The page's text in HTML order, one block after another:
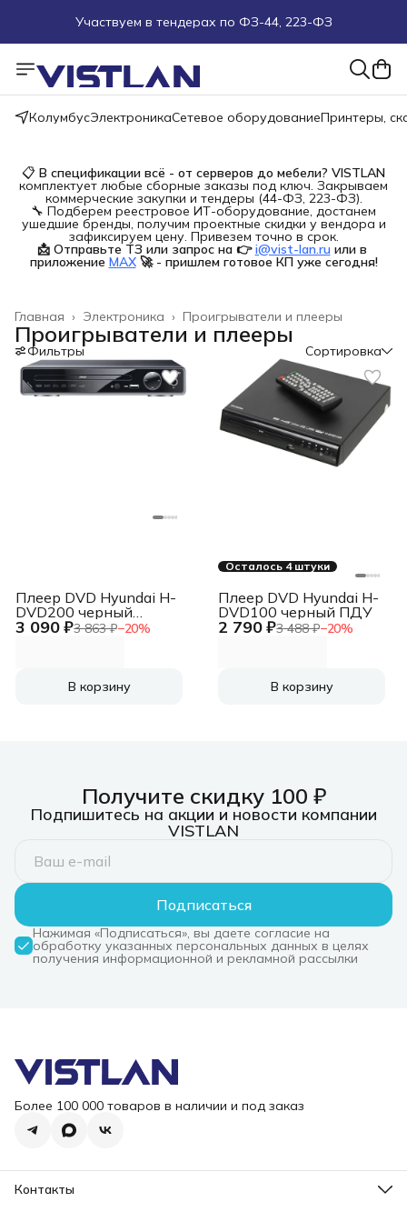
Участвуем в тендерах по ФЗ-44, 223-ФЗ
Поможем подобрать оборудование под ТЗ
Более 100 000 позиций в наличии и под заказ
КолумбусЭлектроникаСетевое оборудованиеПринтеры,
📋 В спецификации всё - от серверов до мебели? VISTLAN
комплектует любые сборные заказы под ключ. Закрываем
коммерческие закупки и тендеры (44-ФЗ, 223-ФЗ).
🔧 Подберем реестровое ИТ-оборудование, достанем
ушедшие бренды, получим проектные скидки у вендора и
зафиксируем цену. Привезем точно в срок.
📩 Отправьте ТЗ или запрос на 👉 i@vist-lan.ru или в
приложение MAX 🚀 - пришлем готовое КП уже сегодня!
Проигрыватели и плееры
Электроника ›
Главная ›
Проигрыватели и плееры
Фильтры Сортировка
3 090 ₽3 863 ₽−20%
Плеер DVD Hyundai H-
DVD200 черный
Караоке ПДУ
В корзину
Осталось 4 штуки
2 790 ₽3 488 ₽−20%
Плеер DVD Hyundai H-
DVD100 черный ПДУ
В корзину
Получите скидку 100 ₽
Подпишитесь на акции и новости компании
VISTLAN
Подписаться
Нажимая «Подписаться», вы даете согласие на
обработку указанных персональных данных в целях
получения информационной и рекламной рассылки
Более 100 000 товаров в наличии и под заказ
Контакты